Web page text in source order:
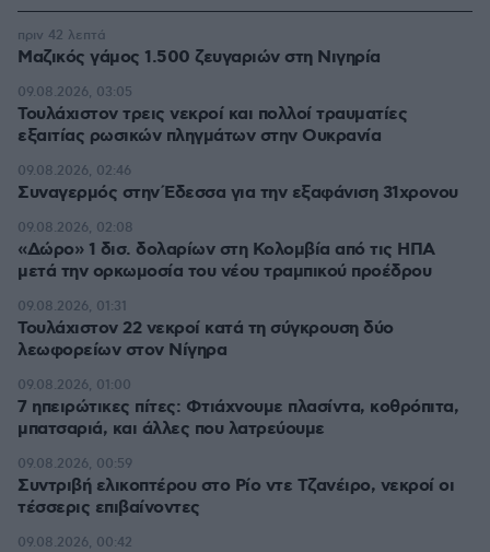
Μαζικός γάμος 1.500 ζευγαριών στη Νιγηρία
πριν 42 λεπτά
Τουλάχιστον τρεις νεκροί και πολλοί τραυματίες
εξαιτίας ρωσικών πληγμάτων στην Ουκρανία
09.08.2026, 03:05
Συναγερμός στην Έδεσσα για την εξαφάνιση 31χρονου
09.08.2026, 02:46
«Δώρο» 1 δισ. δολαρίων στη Κολομβία από τις ΗΠΑ
μετά την ορκωμοσία του νέου τραμπικού προέδρου
09.08.2026, 02:08
Τουλάχιστον 22 νεκροί κατά τη σύγκρουση δύο
λεωφορείων στον Νίγηρα
09.08.2026, 01:31
7 ηπειρώτικες πίτες: Φτιάχνουμε πλασίντα, κοθρόπιτα,
μπατσαριά, και άλλες που λατρεύουμε
09.08.2026, 01:00
Συντριβή ελικοπτέρου στο Ρίο ντε Τζανέιρο, νεκροί οι
τέσσερις επιβαίνοντες
09.08.2026, 00:59
09.08.2026, 00:42